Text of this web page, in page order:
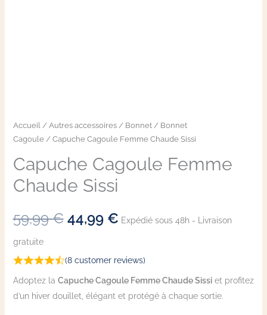
Accueil / Autres accessoires/ Bonnet/ Bonnet
Cagoule/ Capuche Cagoule Femme​ Chaude Sissi
Capuche Cagoule Femme​
Chaude Sissi
59,99€ 44,99 € Expédié sous 48h - Livraison
gratuite
(8 customer reviews)
Adoptez la Capuche Cagoule Femme Chaude Sissiet profitez
d’un hiver douillet, élégant et protégé à chaque sortie.